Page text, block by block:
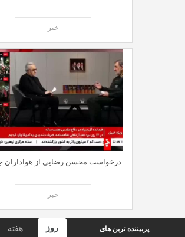
خبر
درخواست محسن رضایی از هواداران
خبر
پربیننده ترین های روز هفته